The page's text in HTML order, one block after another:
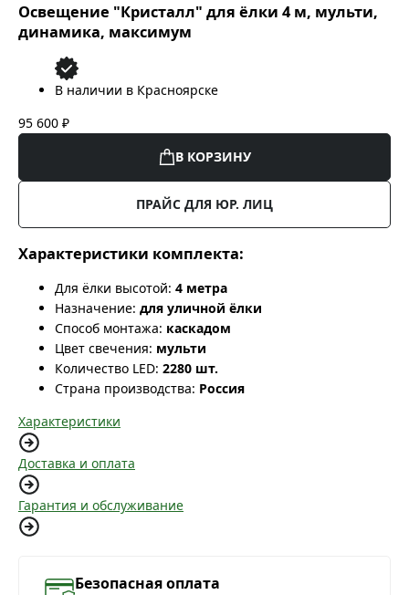
Освещение "Кристалл" для ёлки 4 м, мульти,
динамика, максимум
В наличии в Красноярске
95 600 ₽
В КОРЗИНУ
ПРАЙС ДЛЯ ЮР. ЛИЦ
Характеристики комплекта:
Для ёлки высотой: 4 метра
Назначение: для уличной ёлки
Способ монтажа: каскадом
Цвет свечения: мульти
Количество LED: 2280 шт.
Страна производства: Россия
Характеристики
Доставка и оплата
Гарантия и обслуживание
Безопасная оплата